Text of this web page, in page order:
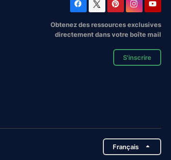
Obtenez des ressources exclusives
directement dans votre boîte mail
S'inscrire
Français